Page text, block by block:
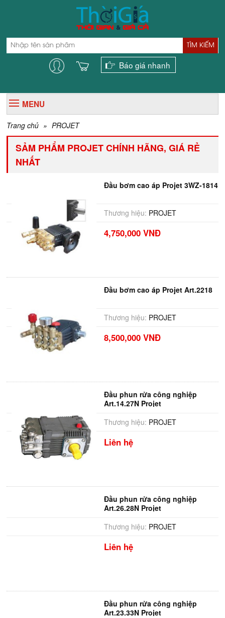
TÌM KIẾM
Báo giá nhanh
MENU
Trang chủ » PROJET
SẢM PHẨM PROJET CHÍNH HÃNG, GIÁ RẺ
NHẤT
Đầu bơm cao áp Projet 3WZ-1814
Thương hiệu: PROJET
4,750,000 VNĐ
Đầu bơm cao áp Projet Art.2218
Thương hiệu: PROJET
8,500,000 VNĐ
Đầu phun rửa công nghiệp
Art.14.27N Projet
Thương hiệu: PROJET
Liên hệ
Đầu phun rửa công nghiệp
Art.26.28N Projet
Thương hiệu: PROJET
Liên hệ
Đầu phun rửa công nghiệp
Art.23.33N Projet